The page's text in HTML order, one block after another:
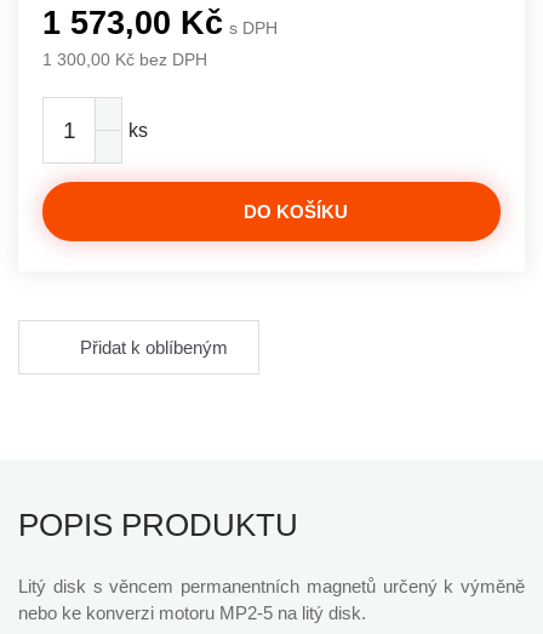
1 573,00 Kč s DPH
1 300,00 Kč bez DPH
ks
DO KOŠÍKU
Přidat k oblíbeným
POPIS PRODUKTU
Litý disk s věncem permanentních magnetů určený k výměně
nebo ke konverzi motoru MP2-5 na litý disk.